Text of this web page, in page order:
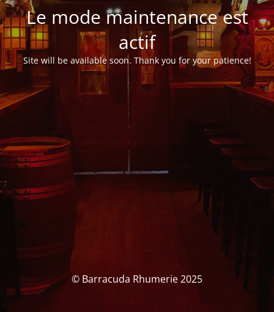
Le mode maintenance est
actif
Site will be available soon. Thank you for your patience!
© Barracuda Rhumerie 2025